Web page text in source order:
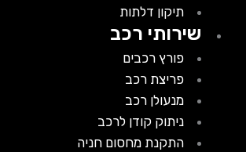
תיקון דלתות
שירותי רכב
פורץ רכבים
פריצת רכב
מנעולן רכב
ניתוק קודן לרכב
התקנת מחסום חניה